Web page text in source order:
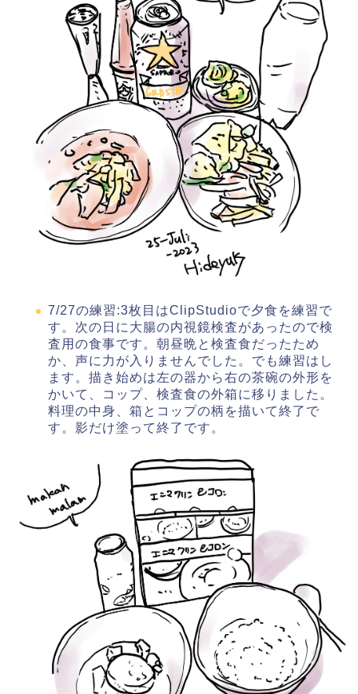
7/27の練習:3枚目はClipStudioで夕食を練習で
す。次の日に大腸の内視鏡検査があったので検
査用の食事です。朝昼晩と検査食だったため
か、声に力が入りませんでした。でも練習はし
ます。描き始めは左の器から右の茶碗の外形を
かいて、コップ、検査食の外箱に移りました。
料理の中身、箱とコップの柄を描いて終了で
す。影だけ塗って終了です。